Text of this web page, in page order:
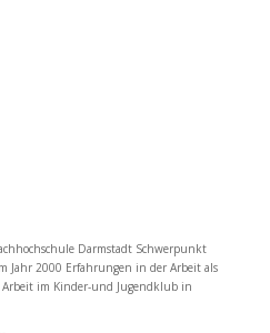
Darmstadt Schwerpunkt
Jahr 2000 Erfahrungen in der Arbeit als
im Kinder-und Jugendklub in